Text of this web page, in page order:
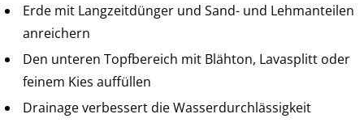
Erde mit Langzeitdünger und Sand- und Lehmanteilen
anreichern
Den unteren Topfbereich mit Blähton, Lavasplitt oder
feinem Kies auffüllen
Drainage verbessert die Wasserdurchlässigkeit